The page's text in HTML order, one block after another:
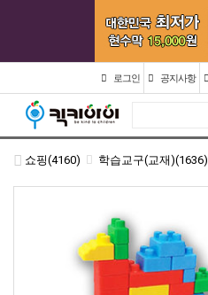
로그인 공지사항
쇼핑(4160) 학습교구(교재)(1636)